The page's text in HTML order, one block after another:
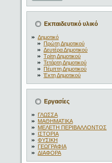
Εκπαιδευτικό υλικό
Δημοτικό
Πρώτη Δημοτικού
Δευτέρα Δημοτικού
Τρίτη Δημοτικού
Τετάρτη Δημοτικού
Πέμπτη Δημοτικού
Έκτη Δημοτικού
Εργασίες
ΓΛΩΣΣΑ
ΜΑΘΗΜΑΤΙΚΑ
ΜΕΛΕΤΗ ΠΕΡΙΒΑΛΛΟΝΤΟΣ
ΙΣΤΟΡΙΑ
ΦΥΣΙΚΗ
ΓΕΩΓΡΑΦΙΑ
ΔΙΑΦΟΡΑ